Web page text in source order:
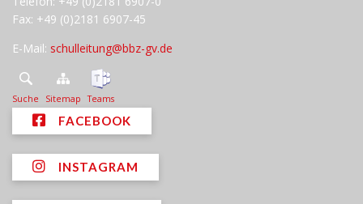
Fax: +49 (0)2181 6907-45
E-Mail: schulleitung@bbz-gv.de
Suche Sitemap Teams
FACEBOOK
INSTAGRAM